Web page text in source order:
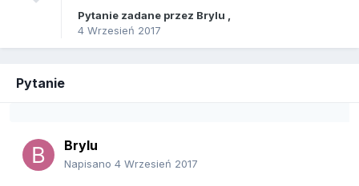
Pytanie zadane przez Brylu
4 Wrzesień 2017
Pytanie
Brylu
Napisano 4 Wrzesień 2017